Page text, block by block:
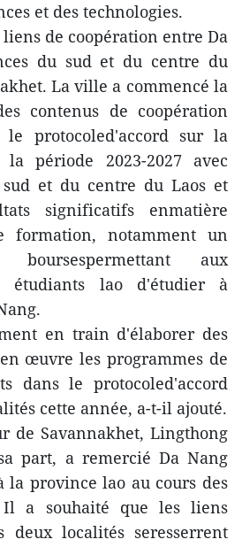
et des technologies.
de coopération entre Da
du sud et du centre du
La ville a commencé la
contenus de coopération
le protocoled'accord sur la
période 2023-2027 avec
et du centre du Laos et
significatifs enmatière
formation, notamment un
aux
étudiants lao d'étudier à
en train d'élaborer des
œuvre les programmes de
dans le protocoled'accord
cette année, a-t-il ajouté.
de Savannakhet, Lingthong
part, a remercié Da Nang
la province lao au cours des
Il a souhaité que les liens
deux localités seresserrent